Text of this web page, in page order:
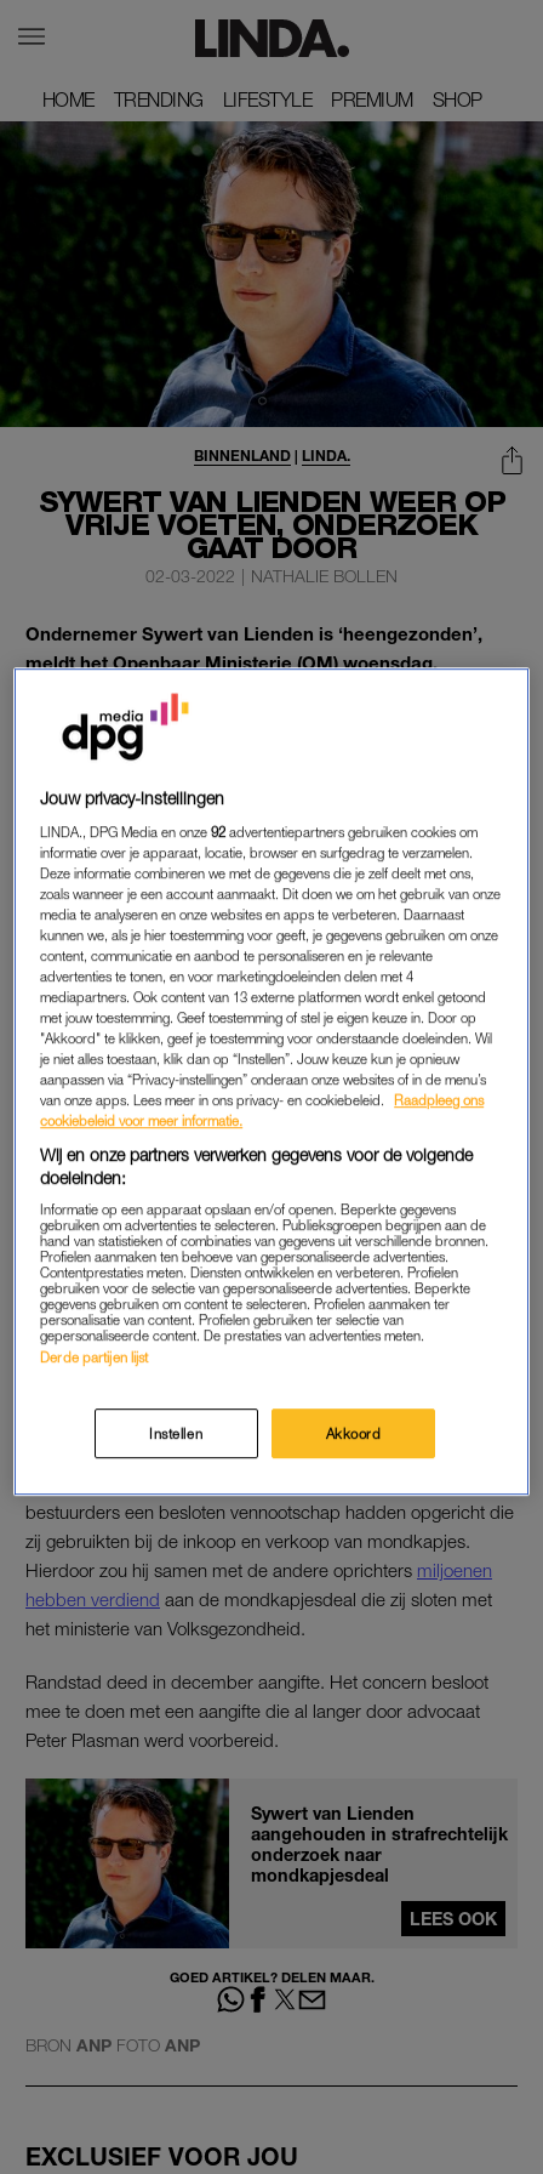
HOME
HOME TRENDING
TRENDING LIFESTYLE
LIFESTYLE PREMIUM
PREMIUM SHOP
SHOP
SYWERT VAN LIENDEN WEER OP
VRIJE VOETEN, ONDERZOEK
GAAT DOOR
BINNENLAND| LINDA.
02-03-2022 | NATHALIE BOLLEN
Ondernemer Sywert van Lienden is ‘heengezonden’,
meldt het Openbaar Ministerie (OM) woensdag.
Van Liendenwerd maandag opgepakt
omstreden mondkapjesdeal vanuit de Stichting Hulptroepen
onderzoek gewoon door, aldus een woordvoerster van het
OM.
SYWERT VAN LIENDEN
Het OM geeft geen informatie over wat het verhoor van Van
Lienden heeft opgeleverd. Twee andere bij Hulptroepen
Alliantie betrokken personen, die de politie ook op maandag
oppakte, zitten nog vast.
Donderdagmiddag loopt de driedaagse termijn af waarna men
moet beslissen of ook zij op vrije voeten komen, of dat ze
dan worden ze voorgeleid aan de rechter-commissaris.
ONDERZOEK
Afgelopen maandag kwam naar buiten dat het OM een
strafrechtelijk onderzoek begon naar aanleiding van een
aangifte van het uitzendconcern Randstad. Twee woningen en
een kantoor werden doorzocht. Randstad leverde
dat het ging om liefdadigheid.
bestuurders een besloten vennootschap hadden opgericht die
zij gebruikten bij de inkoop en verkoop van mondkapjes.
Hierdoor zou hij samen met de andere oprichters miljoenen
hebben verdiend aan de mondkapjesdeal die zij sloten met
het ministerie van Volksgezondheid.
Randstad deed in december aangifte. Het concern besloot
mee te doen met een aangifte die al langer door advocaat
Peter Plasman werd voorbereid.
Sywert van Lienden
aangehouden in strafrechtelijk
onderzoek naar
mondkapjesdeal
LEES OOK
GOED ARTIKEL? DELEN MAAR.
BRON ANP FOTO ANP
EXCLUSIEF VOOR JOU
Jouw privacy-instellingen
LINDA., DPG Media en onze92 advertentiepartners gebruiken cookies om
informatie over je apparaat, locatie, browser en surfgedrag te verzamelen.
Deze informatie combineren we met de gegevens die je zelf deelt met ons,
zoals wanneer je een account aanmaakt. Dit doen we om het gebruik van onze
media te analyseren en onze websites en apps te verbeteren. Daarnaast
kunnen we, als je hier toestemming voor geeft, je gegevens gebruiken om onze
content, communicatie en aanbod te personaliseren en je relevante
advertenties te tonen, en voor marketingdoeleinden delen met 4
mediapartners. Ook content van 13 externe platformen wordt enkel getoond
met jouw toestemming. Geef toestemming of stel je eigen keuze in. Door op
"Akkoord" te klikken, geef je toestemming voor onderstaande doeleinden. Wil
je niet alles toestaan, klik dan op “Instellen”. Jouw keuze kun je opnieuw
aanpassen via “Privacy-instellingen” onderaan onze websites of in de menu’s
van onze apps. Lees meer in ons privacy- en cookiebeleid.
Raadpleeg ons
cookiebeleid voor meer informatie.
Wij en onze partners verwerken gegevens voor de volgende
doeleinden:
Informatie op een apparaat opslaan en/of openen. Beperkte gegevens
gebruiken om advertenties te selecteren. Publieksgroepen begrijpen aan de
hand van statistieken of combinaties van gegevens uit verschillende bronnen.
Profielen aanmaken ten behoeve van gepersonaliseerde advertenties.
Contentprestaties meten. Diensten ontwikkelen en verbeteren. Profielen
gebruiken voor de selectie van gepersonaliseerde advertenties. Beperkte
gegevens gebruiken om content te selecteren. Profielen aanmaken ter
personalisatie van content. Profielen gebruiken ter selectie van
gepersonaliseerde content. De prestaties van advertenties meten.
Derde partijen lijst
Instellen Akkoord